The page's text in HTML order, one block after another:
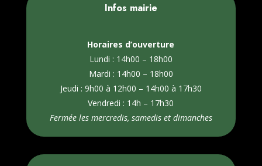
Infos mairie
Horaires d’ouverture
Lundi : 14h00 – 18h00
Mardi : 14h00 – 18h00
Jeudi : 9h00 à 12h00 – 14h00 à 17h30
Vendredi : 14h – 17h30
Fermée les mercredis, samedis et dimanches